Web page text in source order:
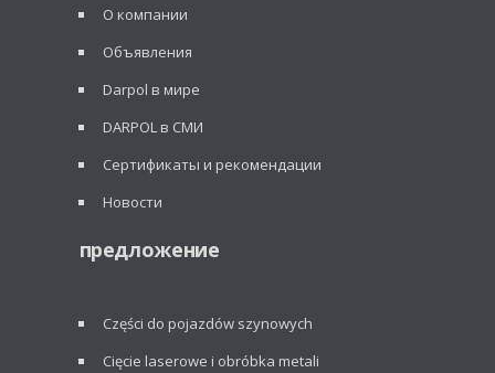
О компании
Объявления
Darpol в мире
DARPOL в СМИ
Сертификаты и рекомендации
Новости
предложение
Części do pojazdów szynowych
Cięcie laserowe i obróbka metali